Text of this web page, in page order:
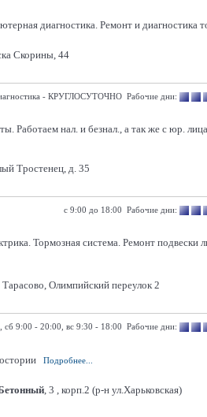
диагностика. Ремонт и диагностика
Скорины, 44
- КРУГЛОСУТОЧНО Рабочие дни:
Работаем нал. и безнал., а так же с юр.
Тростенец, д. 35
с 9:00 до 18:00 Рабочие дни:
Тормозная система. Ремонт подвески
Олимпийский переулок 2
сб 9:00 - 20:00, вс 9:30 - 18:00 Рабочие дни:
Подробнее...
, 3 , корп.2 (р-н ул.Харьковская)